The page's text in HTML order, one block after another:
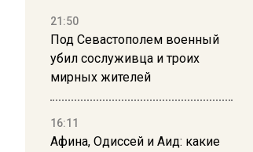
21:50
Под Севастополем военный
убил сослуживца и троих
мирных жителей
16:11
Афина, Одиссей и Аид: какие